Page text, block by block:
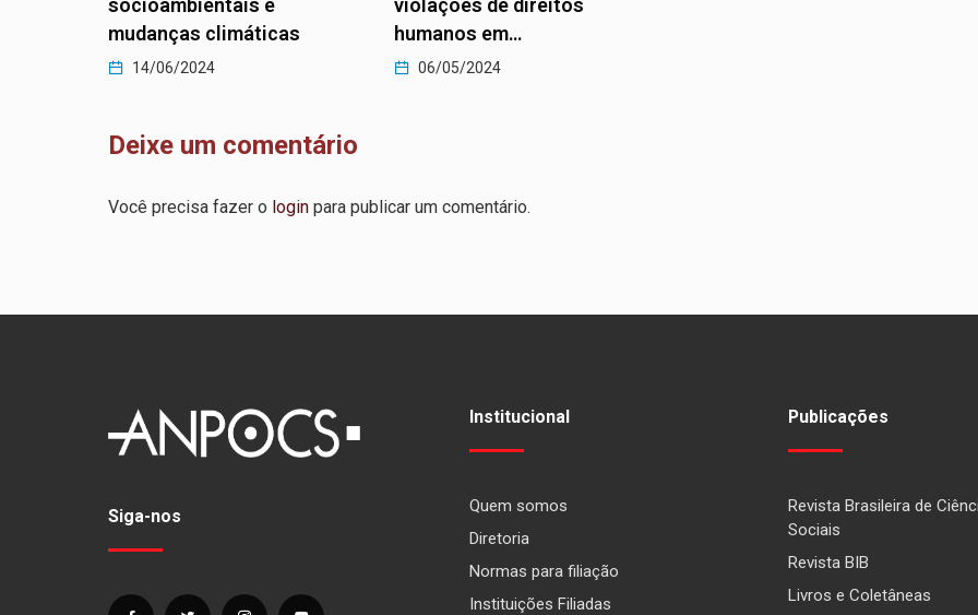
socioambientais e
mudanças climáticas
14/06/2024
violações de direitos
humanos em…
06/05/2024
Deixe um comentário
Você precisa fazer o login para publicar um comentário.
Siga-nos
Institucional
Quem somos
Diretoria
Normas para filiação
Instituições Filiadas
Publicações
Revista Brasileira de
Sociais
Revista BIB
Livros e Coletâneas